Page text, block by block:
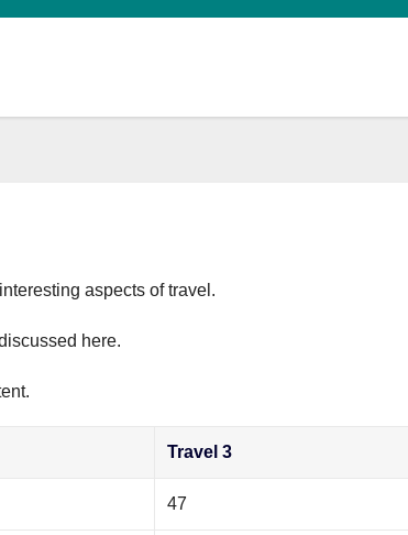
aspects of travel.
here.
Travel 3
47